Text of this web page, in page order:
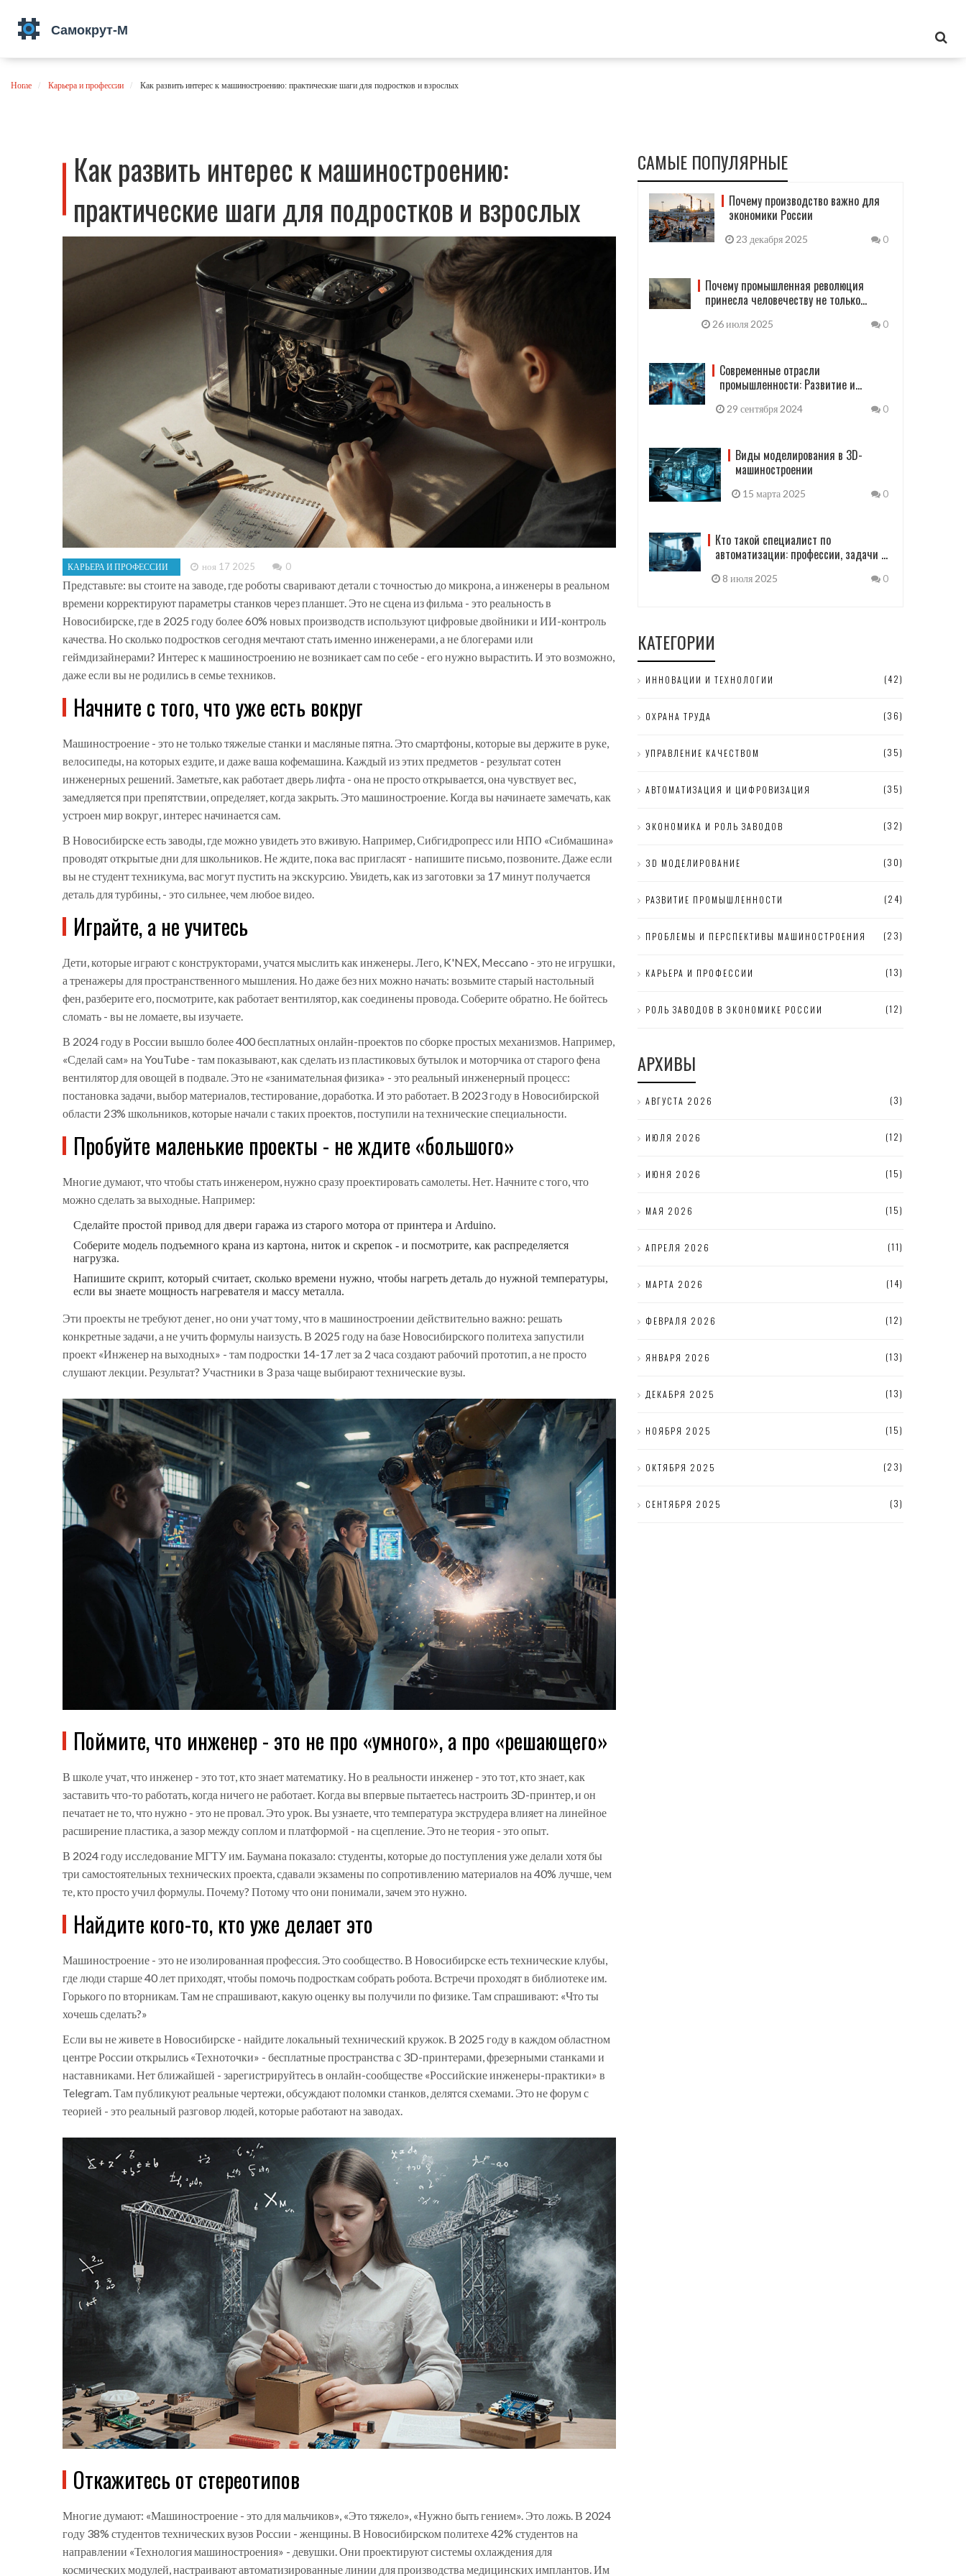
Home Карьера и профессии Как развить интерес к машиностроению: практические шаги для подростков и взрослых
Как развить интерес к машиностроению:
практические шаги для подростков и взрослых
КАРЬЕРА И ПРОФЕССИИ ноя 17 2025 0
Представьте: вы стоите на заводе, где роботы сваривают детали с точностью до микрона, а инженеры в реальном
времени корректируют параметры станков через планшет. Это не сцена из фильма - это реальность в
Новосибирске, где в 2025 году более 60% новых производств используют цифровые двойники и ИИ-контроль
качества. Но сколько подростков сегодня мечтают стать именно инженерами, а не блогерами или
геймдизайнерами? Интерес к машиностроению не возникает сам по себе - его нужно вырастить. И это возможно,
даже если вы не родились в семье техников.
Начните с того, что уже есть вокруг
Машиностроение - это не только тяжелые станки и масляные пятна. Это смартфоны, которые вы держите в руке,
велосипеды, на которых ездите, и даже ваша кофемашина. Каждый из этих предметов - результат сотен
инженерных решений. Заметьте, как работает дверь лифта - она не просто открывается, она чувствует вес,
замедляется при препятствии, определяет, когда закрыть. Это машиностроение. Когда вы начинаете замечать, как
устроен мир вокруг, интерес начинается сам.
В Новосибирске есть заводы, где можно увидеть это вживую. Например, Сибгидропресс или НПО «Сибмашина»
проводят открытые дни для школьников. Не ждите, пока вас пригласят - напишите письмо, позвоните. Даже если
вы не студент техникума, вас могут пустить на экскурсию. Увидеть, как из заготовки за 17 минут получается
деталь для турбины, - это сильнее, чем любое видео.
Играйте, а не учитесь
Дети, которые играют с конструкторами, учатся мыслить как инженеры. Лего, K'NEX, Meccano - это не игрушки,
а тренажеры для пространственного мышления. Но даже без них можно начать: возьмите старый настольный
фен, разберите его, посмотрите, как работает вентилятор, как соединены провода. Соберите обратно. Не бойтесь
сломать - вы не ломаете, вы изучаете.
В 2024 году в России вышло более 400 бесплатных онлайн-проектов по сборке простых механизмов. Например,
«Сделай сам» на YouTube - там показывают, как сделать из пластиковых бутылок и моторчика от старого фена
вентилятор для овощей в подвале. Это не «занимательная физика» - это реальный инженерный процесс:
постановка задачи, выбор материалов, тестирование, доработка. И это работает. В 2023 году в Новосибирской
области 23% школьников, которые начали с таких проектов, поступили на технические специальности.
Пробуйте маленькие проекты - не ждите «большого»
Многие думают, что чтобы стать инженером, нужно сразу проектировать самолеты. Нет. Начните с того, что
можно сделать за выходные. Например:
Сделайте простой привод для двери гаража из старого мотора от принтера и Arduino.
Соберите модель подъемного крана из картона, ниток и скрепок - и посмотрите, как распределяется
нагрузка.
Напишите скрипт, который считает, сколько времени нужно, чтобы нагреть деталь до нужной температуры,
если вы знаете мощность нагревателя и массу металла.
Эти проекты не требуют денег, но они учат тому, что в машиностроении действительно важно: решать
конкретные задачи, а не учить формулы наизусть. В 2025 году на базе Новосибирского политеха запустили
проект «Инженер на выходных» - там подростки 14-17 лет за 2 часа создают рабочий прототип, а не просто
слушают лекции. Результат? Участники в 3 раза чаще выбирают технические вузы.
Поймите, что инженер - это не про «умного», а про «решающего»
В школе учат, что инженер - это тот, кто знает математику. Но в реальности инженер - это тот, кто знает, как
заставить что-то работать, когда ничего не работает. Когда вы впервые пытаетесь настроить 3D-принтер, и он
печатает не то, что нужно - это не провал. Это урок. Вы узнаете, что температура экструдера влияет на линейное
расширение пластика, а зазор между соплом и платформой - на сцепление. Это не теория - это опыт.
В 2024 году исследование МГТУ им. Баумана показало: студенты, которые до поступления уже делали хотя бы
три самостоятельных технических проекта, сдавали экзамены по сопротивлению материалов на 40% лучше, чем
те, кто просто учил формулы. Почему? Потому что они понимали, зачем это нужно.
Найдите кого-то, кто уже делает это
Машиностроение - это не изолированная профессия. Это сообщество. В Новосибирске есть технические клубы,
где люди старше 40 лет приходят, чтобы помочь подросткам собрать робота. Встречи проходят в библиотеке им.
Горького по вторникам. Там не спрашивают, какую оценку вы получили по физике. Там спрашивают: «Что ты
хочешь сделать?»
Если вы не живете в Новосибирске - найдите локальный технический кружок. В 2025 году в каждом областном
центре России открылись «Техноточки» - бесплатные пространства с 3D-принтерами, фрезерными станками и
наставниками. Нет ближайшей - зарегистрируйтесь в онлайн-сообществе «Российские инженеры-практики» в
Telegram. Там публикуют реальные чертежи, обсуждают поломки станков, делятся схемами. Это не форум с
теорией - это реальный разговор людей, которые работают на заводах.
Откажитесь от стереотипов
Многие думают: «Машиностроение - это для мальчиков», «Это тяжело», «Нужно быть гением». Это ложь. В 2024
году 38% студентов технических вузов России - женщины. В Новосибирском политехе 42% студентов на
направлении «Технология машиностроения» - девушки. Они проектируют системы охлаждения для
космических модулей, настраивают автоматизированные линии для производства медицинских имплантов. Им
САМЫЕ ПОПУЛЯРНЫЕ
Почему производство важно для
экономики России
23 декабря 2025 0
Почему промышленная революция
принесла человечеству не только
26 июля 2025 0
Современные отрасли
промышленности: Развитие и
29 сентября 2024 0
Виды моделирования в 3D-
машиностроении
15 марта 2025 0
Кто такой специалист по
автоматизации: профессии, задачи и
8 июля 2025 0
КАТЕГОРИИ
ИННОВАЦИИ И ТЕХНОЛОГИИ (42)
ОХРАНА ТРУДА (36)
УПРАВЛЕНИЕ КАЧЕСТВОМ (35)
АВТОМАТИЗАЦИЯ И ЦИФРОВИЗАЦИЯ (35)
ЭКОНОМИКА И РОЛЬ ЗАВОДОВ (32)
3D МОДЕЛИРОВАНИЕ (30)
РАЗВИТИЕ ПРОМЫШЛЕННОСТИ (24)
ПРОБЛЕМЫ И ПЕРСПЕКТИВЫ МАШИНОСТРОЕНИЯ (23)
КАРЬЕРА И ПРОФЕССИИ (13)
РОЛЬ ЗАВОДОВ В ЭКОНОМИКЕ РОССИИ (12)
АРХИВЫ
АВГУСТА 2026 (3)
ИЮЛЯ 2026 (12)
ИЮНЯ 2026 (15)
МАЯ 2026 (15)
АПРЕЛЯ 2026 (11)
МАРТА 2026 (14)
ФЕВРАЛЯ 2026 (12)
ЯНВАРЯ 2026 (13)
ДЕКАБРЯ 2025 (13)
НОЯБРЯ 2025 (15)
ОКТЯБРЯ 2025 (23)
СЕНТЯБРЯ 2025 (3)